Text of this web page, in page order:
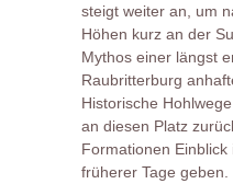
steigt weiter an, um
Höhen kurz an der
Mythos einer längst
Raubritterburg
Historische
an diesen Platz
Formationen
früherer Tage